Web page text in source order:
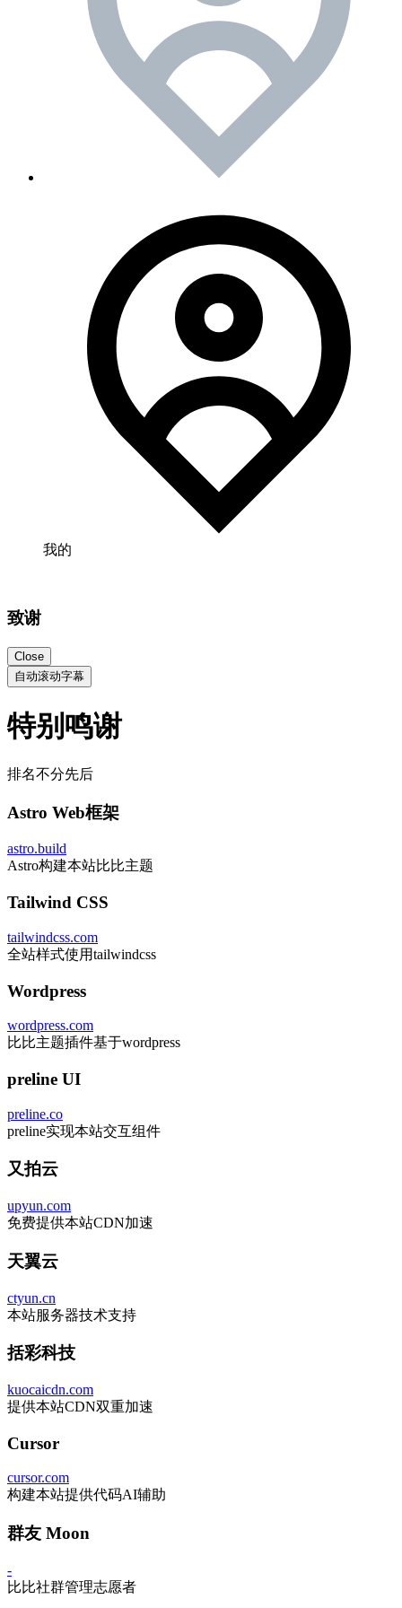
我的
致谢
Close
自动滚动字幕
特别鸣谢
排名不分先后
Astro Web框架
astro.build
Astro构建本站比比主题
Tailwind CSS
tailwindcss.com
全站样式使用tailwindcss
Wordpress
wordpress.com
比比主题插件基于wordpress
preline UI
preline.co
preline实现本站交互组件
又拍云
upyun.com
免费提供本站CDN加速
天翼云
ctyun.cn
本站服务器技术支持
括彩科技
kuocaicdn.com
提供本站CDN双重加速
Cursor
cursor.com
构建本站提供代码AI辅助
群友 Moon
-
比比社群管理志愿者